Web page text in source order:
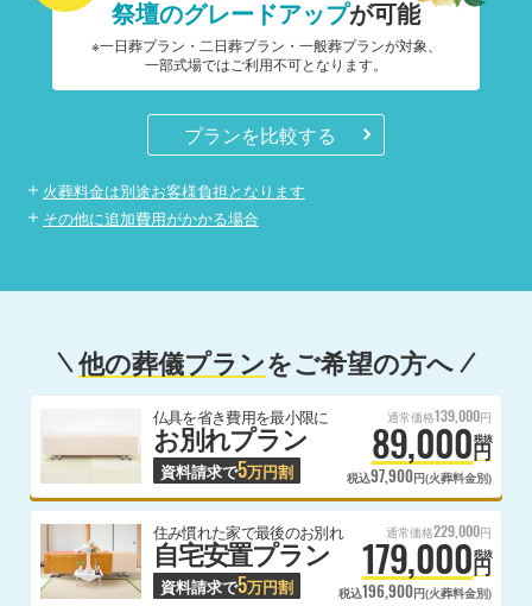
祭壇のグレードアップが可能
※一日葬プラン・二日葬プラン・一般葬プランが対象、
一部式場ではご利用不可となります。
プランを比較する
火葬料金は別途お客様負担となります
その他に追加費用がかかる場合
他の葬儀プランをご希望の方へ
仏具を省き費用を最小限に
お別れプラン
資料請求で5万円割
通常価格139,000円
89,000円
税抜
税込97,900円(火葬料金別)
住み慣れた家で最後のお別れ
自宅安置プラン
資料請求で5万円割
通常価格229,000円
179,000円
税抜
税込196,900円(火葬料金別)